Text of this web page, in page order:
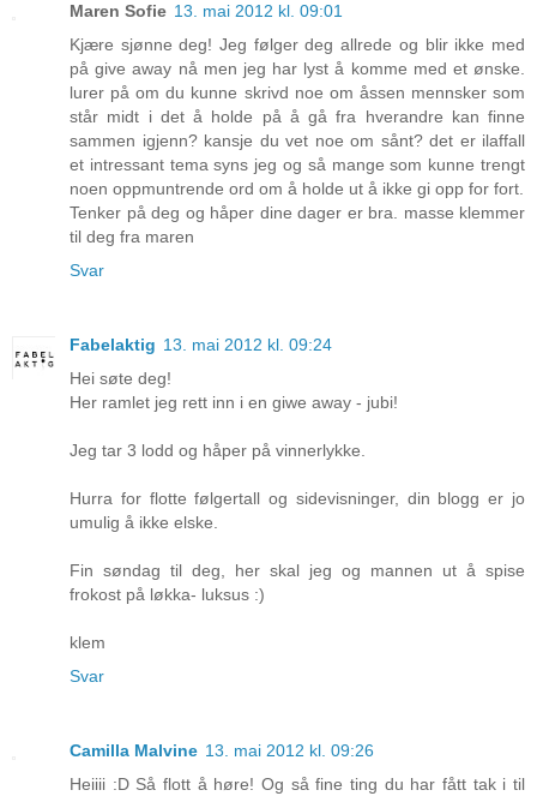
Maren Sofie 13. mai 2012 kl. 09:01
Kjære sjønne deg! Jeg følger deg allrede og blir ikke med
på give away nå men jeg har lyst å komme med et ønske.
lurer på om du kunne skrivd noe om åssen mennsker som
står midt i det å holde på å gå fra hverandre kan finne
sammen igjenn? kansje du vet noe om sånt? det er ilaffall
et intressant tema syns jeg og så mange som kunne trengt
noen oppmuntrende ord om å holde ut å ikke gi opp for fort.
Tenker på deg og håper dine dager er bra. masse klemmer
til deg fra maren
Svar
Fabelaktig 13. mai 2012 kl. 09:24
Hei søte deg!
Her ramlet jeg rett inn i en giwe away - jubi!
Jeg tar 3 lodd og håper på vinnerlykke.
Hurra for flotte følgertall og sidevisninger, din blogg er jo
umulig å ikke elske.
Fin søndag til deg, her skal jeg og mannen ut å spise
frokost på løkka- luksus :)
klem
Svar
Camilla Malvine 13. mai 2012 kl. 09:26
Heiiii :D Så flott å høre! Og så fine ting du har fått tak i til